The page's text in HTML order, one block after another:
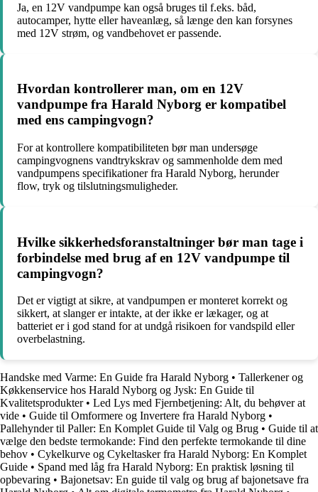
Ja, en 12V vandpumpe kan også bruges til f.eks. båd,
autocamper, hytte eller haveanlæg, så længe den kan forsynes
med 12V strøm, og vandbehovet er passende.
Hvordan kontrollerer man, om en 12V
vandpumpe fra Harald Nyborg er kompatibel
med ens campingvogn?
For at kontrollere kompatibiliteten bør man undersøge
campingvognens vandtrykskrav og sammenholde dem med
vandpumpens specifikationer fra Harald Nyborg, herunder
flow, tryk og tilslutningsmuligheder.
Hvilke sikkerhedsforanstaltninger bør man tage i
forbindelse med brug af en 12V vandpumpe til
campingvogn?
Det er vigtigt at sikre, at vandpumpen er monteret korrekt og
sikkert, at slanger er intakte, at der ikke er lækager, og at
batteriet er i god stand for at undgå risikoen for vandspild eller
overbelastning.
Handske med Varme: En Guide fra Harald Nyborg • Tallerkener og
Køkkenservice hos Harald Nyborg og Jysk: En Guide til
Kvalitetsprodukter• Led Lys med Fjernbetjening: Alt, du behøver at
vide • Guide til Omformere og Invertere fra Harald Nyborg •
Pallehynder til Paller: En Komplet Guide til Valg og Brug • Guide til at
vælge den bedste termokande: Find den perfekte termokande til dine
behov • Cykelkurve og Cykeltasker fra Harald Nyborg: En Komplet
Guide • Spand med låg fra Harald Nyborg: En praktisk løsning til
opbevaring • Bajonetsav: En guide til valg og brug af bajonetsave fra